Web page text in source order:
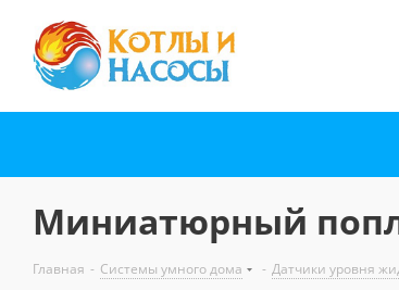
Миниатюрный
Главная - Системы умного дома - Датчики уровня